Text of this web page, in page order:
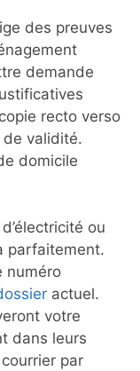
des preuves
demande
recto verso
de validité.
domicile
ou
parfaitement.
numéro
actuel.
votre
dans leurs
par